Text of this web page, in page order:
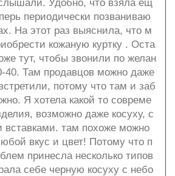
Удобно, что взяла ещ
периодически позваниваю
На этот раз выяснила, что м
кожаную куртку . Оста
тут, чтобы звонили по желан
40. Там продавцов можно даже
потому что там и заб
Я хотела какой то совреме
возможно даже косуху, с
вставками. там похоже можно
вкус и цвет! Потому что п
принесла несколько типов
себе черную косуху с небо